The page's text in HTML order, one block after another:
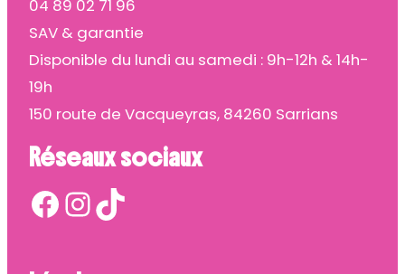
04 89 02 71 96
SAV & garantie
Disponible du lundi au samedi : 9h-12h & 14h-
19h
150 route de Vacqueyras, 84260 Sarrians
Réseaux sociaux
Facebook InstagramTikTok